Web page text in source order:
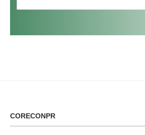
CORECONPR